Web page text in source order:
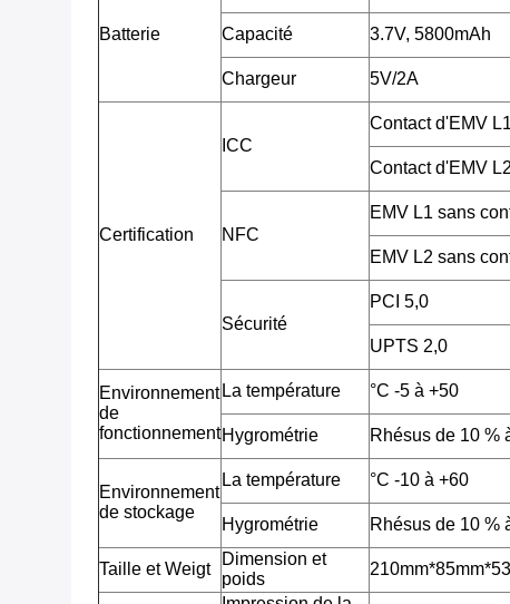
Batterie Capacité 3.7V, 5800mAh
Chargeur 5V/2A
Certification
ICC
Contact d'EMV
Contact d'EMV
NFC
EMV L1 sans
EMV L2 sans
Sécurité
PCI 5,0
UPTS 2,0
Environnement
de
fonctionnement
La température °C -5 à +50
Hygrométrie Rhésus de 10 %
Environnement
de stockage
La température °C -10 à +60
Hygrométrie Rhésus de 10 %
Taille et Weigt
Dimension et
poids